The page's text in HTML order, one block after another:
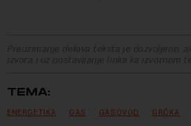
Preuzimanje delova teksta je dozvoljeno,
izvora i uz postavljanje linka ka izvornom
TEMA:
ENERGETIKA GAS GASOVOD GRČKA